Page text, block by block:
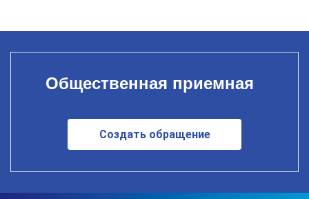
Общественная приемная
Создать обращение